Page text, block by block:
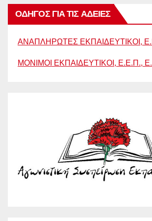
ΟΔΗΓΟΣ ΓΙΑ ΤΙΣ ΑΔΕΙΕΣ
ΑΝΑΠΛΗΡΩΤΕΣ ΕΚΠΑΙΔΕΥΤΙΚΟΙ,
ΜΟΝΙΜΟΙ ΕΚΠΑΙΔΕΥΤΙΚΟΙ, Ε.Ε.Π.,